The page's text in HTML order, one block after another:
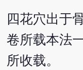
四花穴出于
卷所载本法
所收载。